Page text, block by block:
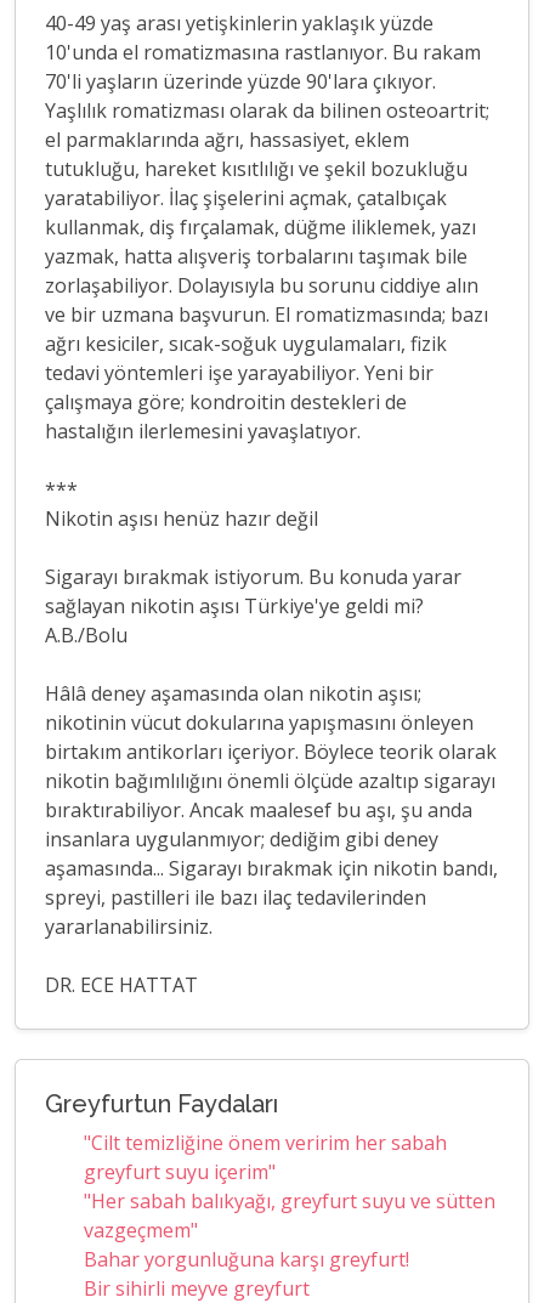
40-49 yaş arası yetişkinlerin yaklaşık yüzde
10'unda el romatizmasına rastlanıyor. Bu rakam
70'li yaşların üzerinde yüzde 90'lara çıkıyor.
Yaşlılık romatizması olarak da bilinen osteoartrit;
el parmaklarında ağrı, hassasiyet, eklem
tutukluğu, hareket kısıtlılığı ve şekil bozukluğu
yaratabiliyor. İlaç şişelerini açmak, çatalbıçak
kullanmak, diş fırçalamak, düğme iliklemek, yazı
yazmak, hatta alışveriş torbalarını taşımak bile
zorlaşabiliyor. Dolayısıyla bu sorunu ciddiye alın
ve bir uzmana başvurun. El romatizmasında; bazı
ağrı kesiciler, sıcak-soğuk uygulamaları, fizik
tedavi yöntemleri işe yarayabiliyor. Yeni bir
çalışmaya göre; kondroitin destekleri de
hastalığın ilerlemesini yavaşlatıyor.
***
Nikotin aşısı henüz hazır değil
Sigarayı bırakmak istiyorum. Bu konuda yarar
sağlayan nikotin aşısı Türkiye'ye geldi mi?
A.B./Bolu
Hâlâ deney aşamasında olan nikotin aşısı;
nikotinin vücut dokularına yapışmasını önleyen
birtakım antikorları içeriyor. Böylece teorik olarak
nikotin bağımlılığını önemli ölçüde azaltıp sigarayı
bıraktırabiliyor. Ancak maalesef bu aşı, şu anda
insanlara uygulanmıyor; dediğim gibi deney
aşamasında... Sigarayı bırakmak için nikotin bandı,
spreyi, pastilleri ile bazı ilaç tedavilerinden
yararlanabilirsiniz.
DR. ECE HATTAT
Greyfurtun Faydaları
"Cilt temizliğine önem veririm her sabah
greyfurt suyu içerim"
"Her sabah balıkyağı, greyfurt suyu ve sütten
vazgeçmem"
Bahar yorgunluğuna karşı greyfurt!
Bir sihirli meyve greyfurt